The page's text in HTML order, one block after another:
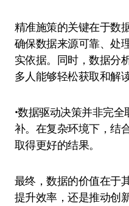
精准施策的关键在于数
确保数据来源可靠、处
实依据。同时，数据分
多人能够轻松获取和解
•数据驱动决策并非完
补。在复杂环境下，结
取得更好的结果。
最终，数据的价值在于
提升效率，还是推动创